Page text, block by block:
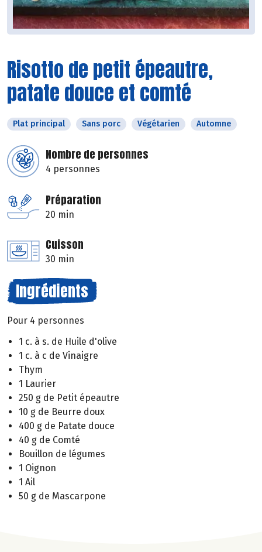
Risotto de petit épeautre,
patate douce et comté
Plat principal Sans porc Végétarien Automne
Nombre de personnes
4 personnes
Préparation
20 min
Cuisson
30 min
Ingrédients
Pour 4 personnes
1 c. à s. de Huile d'olive
1 c. à c de Vinaigre
Thym
1 Laurier
250 g de Petit épeautre
10 g de Beurre doux
400 g de Patate douce
40 g de Comté
Bouillon de légumes
1 Oignon
1 Ail
50 g de Mascarpone